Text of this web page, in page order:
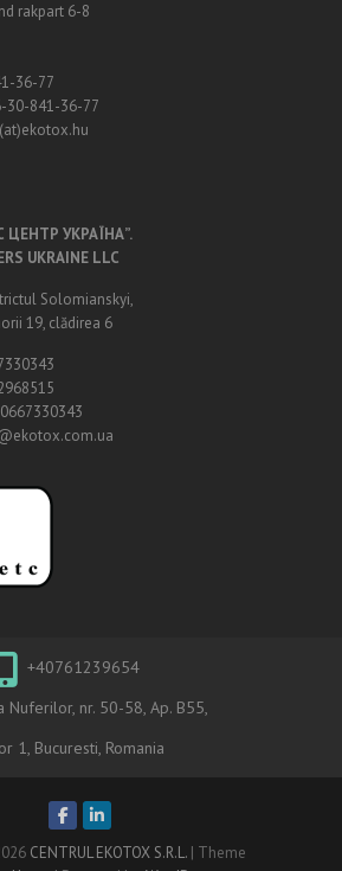
rakpart 6-8
36-77
30-841-36-77
ЦЕНТР УКРАЇНА”.
UKRAINE LLC
Solomianskyi,
19, clădirea 6
+40761239654
Nuferilor, nr. 50-58, Ap. B55,
1, Bucuresti, Romania
CENTRUL EKOTOX S.R.L.| Theme